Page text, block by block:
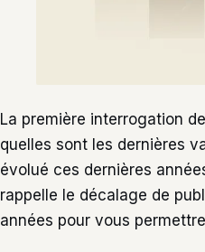
La première interrogation
quelles sont les dernières
évolué ces dernières
rappelle le décalage de
années pour vous